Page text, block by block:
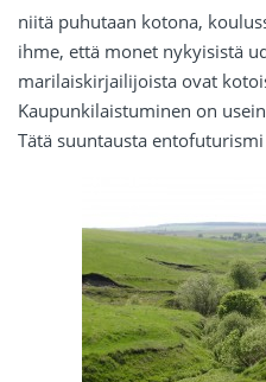
niitä puhutaan kotona,
ihme, että monet nykyisistä
marilaiskirjailijoista ovat
Kaupunkilaistuminen on
Tätä suuntausta